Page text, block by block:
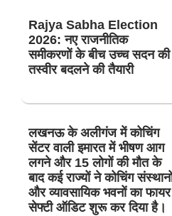
Rajya Sabha Election
2026: नए राजनीतिक
समीकरणों के बीच उच्च सदन की
तस्वीर बदलने की तैयारी
लखनऊ के अलीगंज में कोचिंग
सेंटर वाली इमारत में भीषण आग
लगने और 15 लोगों की मौत के
बाद कई राज्यों ने कोचिंग
और व्यावसायिक भवनों का फायर
सेफ्टी ऑडिट शुरू कर दिया है।